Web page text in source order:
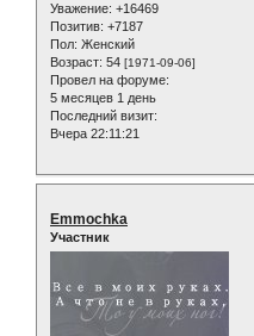
Уважение: +16469
Позитив: +7187
Пол: Женский
Возраст: 54 [1971-09-06]
Провел на форуме:
5 месяцев 1 день
Последний визит:
Вчера 22:11:21
Emmochka
Участник